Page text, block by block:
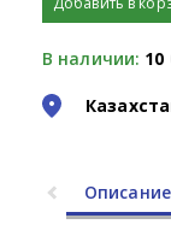
В наличии: 10
Описание